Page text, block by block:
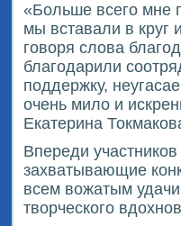
«Больше всего мне
мы вставали в круг
говоря слова
благодарили
поддержку,
очень мило и
Екатерина
Впереди
захватывающие
всем вожатым
творческого